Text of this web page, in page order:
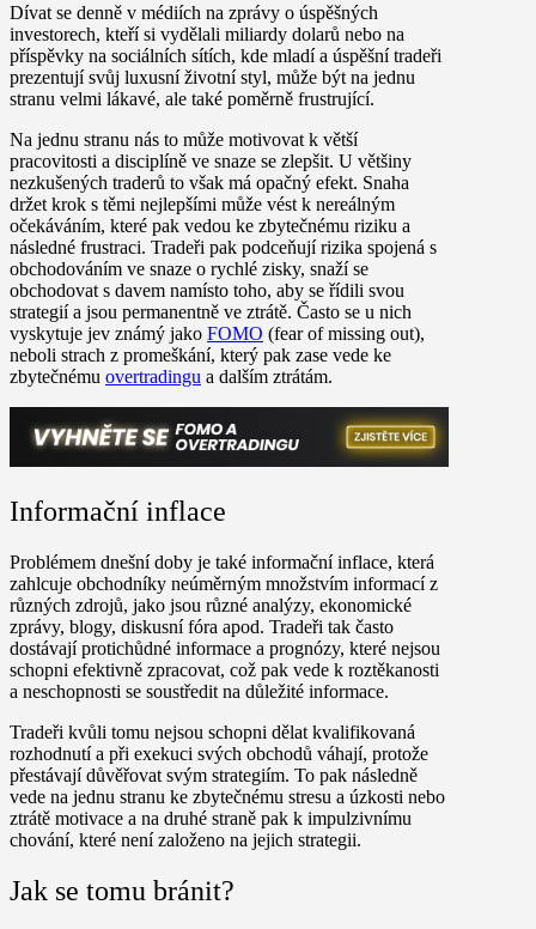
Dívat se denně v médiích na zprávy o úspěšných
investorech, kteří si vydělali miliardy dolarů nebo na
příspěvky na sociálních sítích, kde mladí a úspěšní tradeři
prezentují svůj luxusní životní styl, může být na jednu
stranu velmi lákavé, ale také poměrně frustrující.
Na jednu stranu nás to může motivovat k větší
pracovitosti a disciplíně ve snaze se zlepšit. U většiny
nezkušených traderů to však má opačný efekt. Snaha
držet krok s těmi nejlepšími může vést k nereálným
očekáváním, které pak vedou ke zbytečnému riziku a
následné frustraci. Tradeři pak podceňují rizika spojená s
obchodováním ve snaze o rychlé zisky, snaží se
obchodovat s davem namísto toho, aby se řídili svou
strategií a jsou permanentně ve ztrátě. Často se u nich
vyskytuje jev známý jako FOMO (fear of missing out),
neboli strach z promeškání, který pak zase vede ke
zbytečnému overtradingu a dalším ztrátám.
Informační inflace
Problémem dnešní doby je také informační inflace, která
zahlcuje obchodníky neúměrným množstvím informací z
různých zdrojů, jako jsou různé analýzy, ekonomické
zprávy, blogy, diskusní fóra apod. Tradeři tak často
dostávají protichůdné informace a prognózy, které nejsou
schopni efektivně zpracovat, což pak vede k roztěkanosti
a neschopnosti se soustředit na důležité informace.
Tradeři kvůli tomu nejsou schopni dělat kvalifikovaná
rozhodnutí a při exekuci svých obchodů váhají, protože
přestávají důvěřovat svým strategiím. To pak následně
vede na jednu stranu ke zbytečnému stresu a úzkosti nebo
ztrátě motivace a na druhé straně pak k impulzivnímu
chování, které není založeno na jejich strategii.
Jak se tomu bránit?